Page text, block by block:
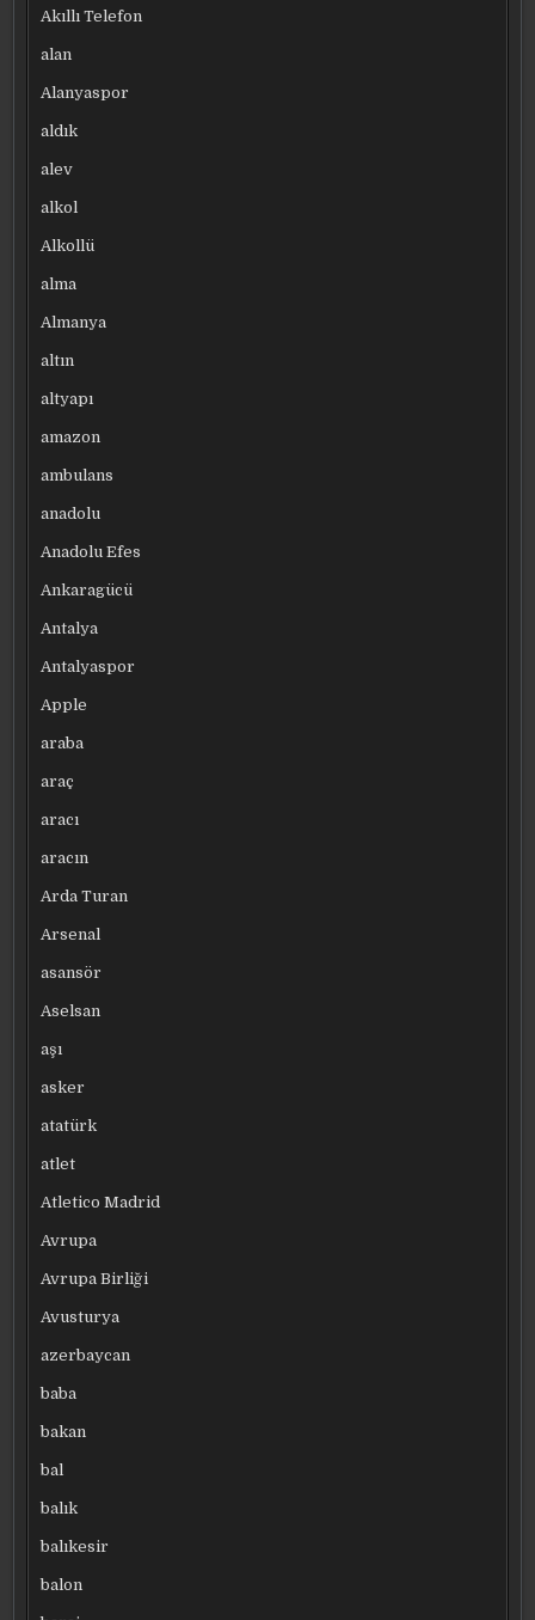
Akıllı Telefon
alan
Alanyaspor
aldık
alev
alkol
Alkollü
alma
Almanya
altın
altyapı
amazon
ambulans
anadolu
Anadolu Efes
Ankaragücü
Antalya
Antalyaspor
Apple
araba
araç
aracı
aracın
Arda Turan
Arsenal
asansör
Aselsan
aşı
asker
atatürk
atlet
Atletico Madrid
Avrupa
Avrupa Birliği
Avusturya
azerbaycan
baba
bakan
bal
balık
balıkesir
balon